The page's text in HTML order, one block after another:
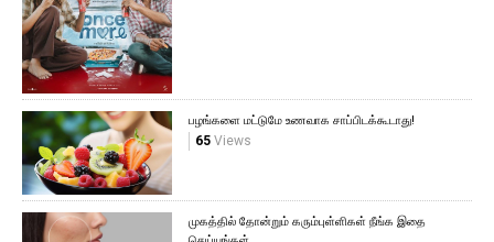
பழங்களை மட்டுமே உணவாக சாப்பிடக்கூடாது!
65Views
முகத்தில் தோன்றும் கரும்புள்ளிகள் நீங்க இதை